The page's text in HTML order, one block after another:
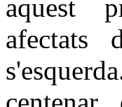
aquest
afectats